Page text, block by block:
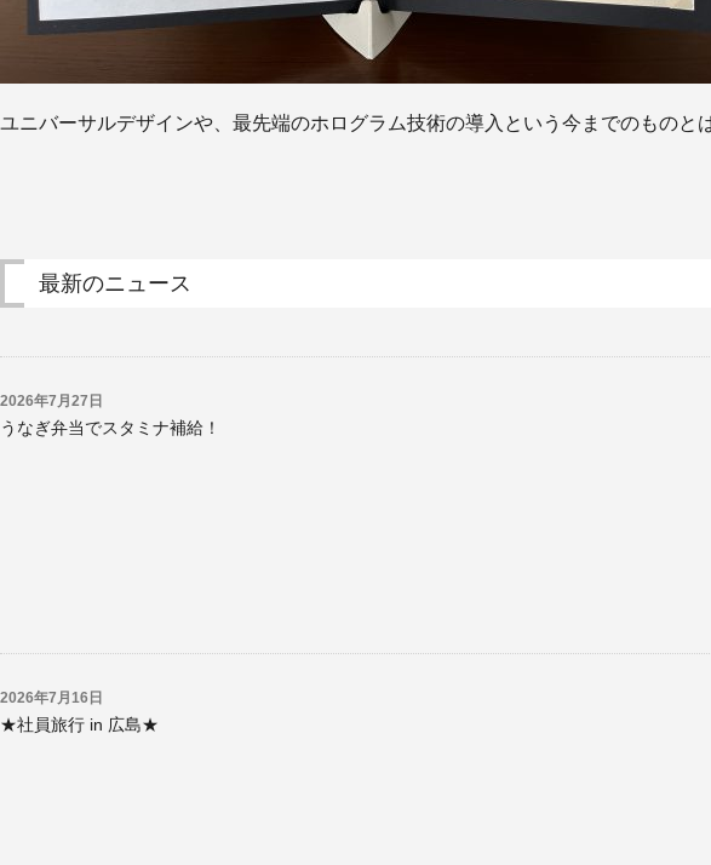
ユニバーサルデザインや、最先端のホログラム技術の導入という今までのもの
最新のニュース
2026年7月27日
うなぎ弁当でスタミナ補給！
2026年7月16日
★社員旅行 in 広島★